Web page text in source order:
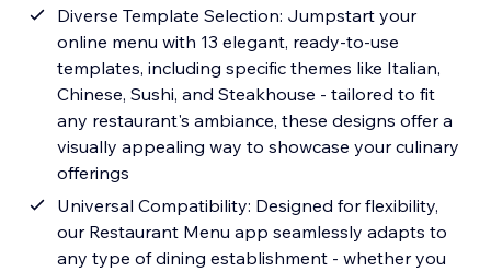
Diverse Template Selection: Jumpstart your
online menu with 13 elegant, ready-to-use
templates, including specific themes like Italian,
Chinese, Sushi, and Steakhouse - tailored to fit
any restaurant's ambiance, these designs offer a
visually appealing way to showcase your culinary
offerings
Universal Compatibility: Designed for flexibility,
our Restaurant Menu app seamlessly adapts to
any type of dining establishment - whether you